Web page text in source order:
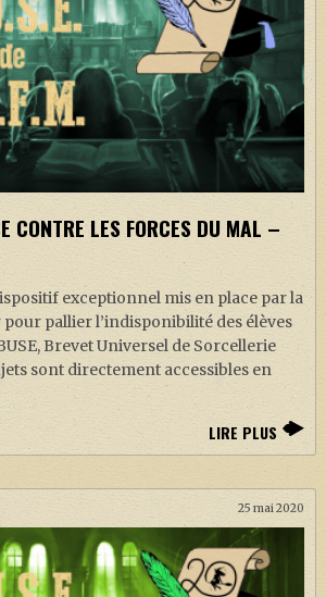
CONTRE LES FORCES DU MAL –
exceptionnel mis en place par la
pallier l’indisponibilité des élèves
Brevet Universel de Sorcellerie
sont directement accessibles en
LIRE PLUS
25 mai 2020